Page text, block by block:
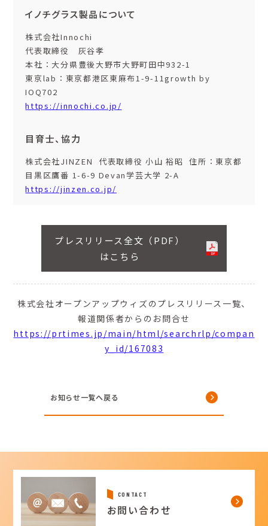
イノチグラス製品について
株式会社Innochi
代表取締役 灰谷孝
本社：大分県豊後大野市大野町田中932-1
東京lab：東京都港区東麻布1-9-11growth by
IOQ702
https://innochi.co.jp/
目育士、協力
株式会社JINZEN 代表取締役 小山 裕昭 住所：東京都
目黒区鷹番 1-6-9 Devan学芸大学 2-A
https://jinzen.co.jp/
プレスリリース全文（PDF）
はこちら
株式会社オープンアップウィズのプレスリリース一覧、
報道関係者からのお問合せ
https://prtimes.jp/main/html/searchrlp/compan
y_id/167083
お知らせ一覧へ戻る
CONTACT
お問い合わせ